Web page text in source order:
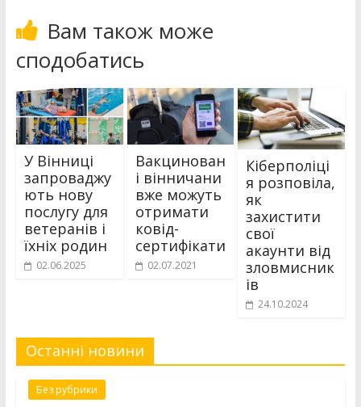
Вам також може
сподобатись
У Вінниці
запроваджу
ють нову
послугу для
ветеранів і
їхніх родин
02.06.2025
Вакцинован
і вінничани
вже можуть
отримати
ковід-
сертифікати
02.07.2021
Кіберполіці
я розповіла,
як
захистити
свої
акаунти від
зловмисник
ів
24.10.2024
Останні новини
Без рубрики